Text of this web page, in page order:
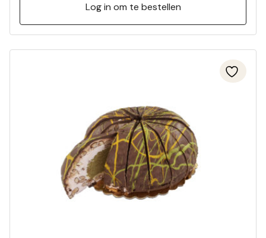
Log in om te bestellen